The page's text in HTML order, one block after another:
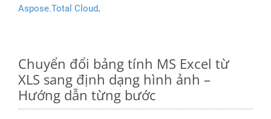
Aspose.Total Cloud.
Chuyển đổi bảng tính MS Excel từ
XLS sang định dạng hình ảnh –
Hướng dẫn từng bước